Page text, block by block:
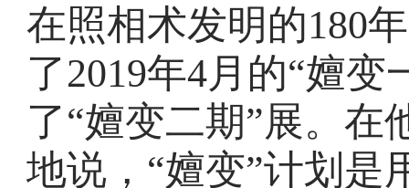
在照相术发明的180
了2019年4月的“嬗
了“嬗变二期”展。在
地说，“嬗变”计划是